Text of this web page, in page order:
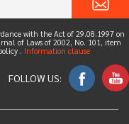
with the Act of 29.08.1997 on
of Laws of 2002, No. 101, item
. Information clause
FOLLOW US: